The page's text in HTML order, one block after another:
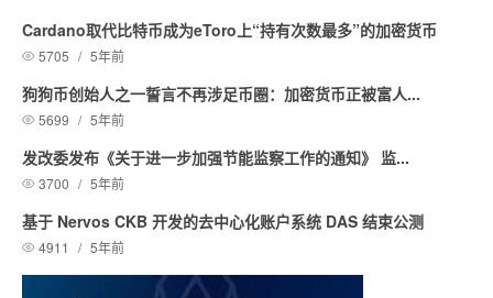
Cardano取代比特币成为eToro上“持有次数最多”的加密货币
5705 / 5年前
狗狗币创始人之一誓言不再涉足币圈：加密货币正被富人...
5699 / 5年前
发改委发布《关于进一步加强节能监察工作的通知》 监...
3700 / 5年前
基于 Nervos CKB 开发的去中心化账户系统 DAS 结束公测
4911 / 5年前